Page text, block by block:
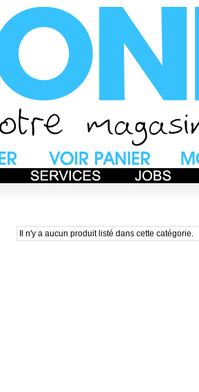
Il n'y a aucun produit listé dans cette catégorie.